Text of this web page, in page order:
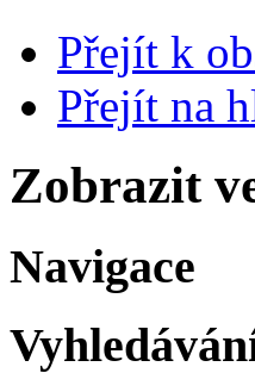
Přejít k
Přejít na
Zobrazit
Navigace